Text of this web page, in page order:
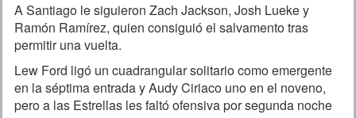
A Santiago le siguieron Zach Jackson, Josh Lueke y
Ramón Ramírez, quien consiguió el salvamento tras
permitir una vuelta.
Lew Ford ligó un cuadrangular solitario como emergente
en la séptima entrada y Audy Ciriaco uno en el noveno,
pero a las Estrellas les faltó ofensiva por segunda noche